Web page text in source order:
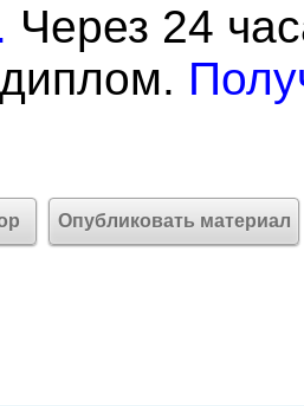
Через 24
диплом.
Опубликовать материал